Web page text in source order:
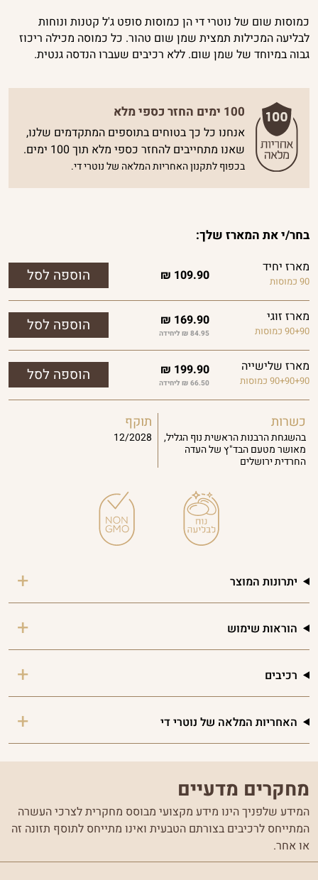
כמוסות שום של נוטרי די הן כמוסות סופט ג'ל קטנות ונוחות
לבליעה המכילות תמצית שמן שום טהור. כל כמוסה מכילה ריכוז
גבוה במיוחד של שמן שום. ללא רכיבים שעברו הנדסה גנטית.
100 ימים החזר כספי מלא
אנחנו כל כך בטוחים בתוספים המתקדמים שלנו,
שאנו מתחייבים להחזר כספי מלא תוך 100 ימים.
בכפוף לתקנון האחריות המלאה של נוטרי די.
בחר/י את המארז שלך:
מארז יחיד
90 כמוסות 109.90
₪
מארז זוגי
90+90 כמוסות
169.90
₪
84.95 ₪ ליחידה
מארז שלישייה
90+90+90 כמוסות
199.90
₪
66.50 ₪ ליחידה
כשרות
בהשגחת הרבנות הראשית נוף הגליל,
מאושר מטעם הבד"ץ של העדה
החרדית ירושלים
תוקף
12/2028
יתרונות המוצר
הוראות שימוש
רכיבים
האחריות המלאה של נוטרי די
מחקרים מדעיים
המידע שלפניך הינו מידע מקצועי מבוסס מחקרית לצרכי העשרה
המתייחס לרכיבים בצורתם הטבעית ואינו מתייחס לתוסף תזונה זה
או אחר.